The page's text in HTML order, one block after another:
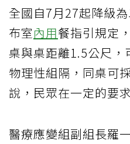
全國自7月27起降級
布室內用餐指引規定
桌與桌距離1.5公尺，
物理性組隔，同桌可
說，民眾在一定的要
醫療應變組副組長羅